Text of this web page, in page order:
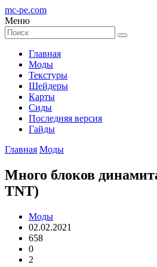
mc-pe.com
Меню
Главная
Моды
Текстуры
Шейдеры
Карты
Сиды
Последняя версия
Гайды
Главная Моды
Много блоков
TNT)
Моды
02.02.2021
658
0
2